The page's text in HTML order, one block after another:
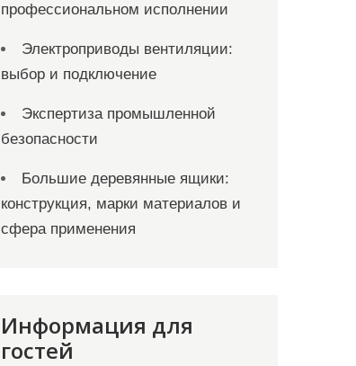
профессиональном исполнении
Электроприводы вентиляции:
выбор и подключение
Экспертиза промышленной
безопасности
Большие деревянные ящики:
конструкция, марки материалов и
сфера применения
Информация для
гостей